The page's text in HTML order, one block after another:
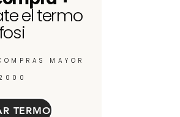
el termo
MAYOR
TERMO